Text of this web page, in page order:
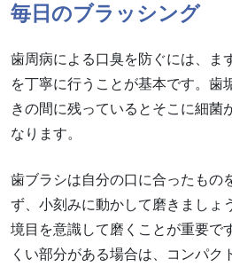
毎日のブラッシング
歯周病による口臭を防ぐには、ま
を丁寧に行うことが基本です。歯
きの間に残っているとそこに細菌
なります。
歯ブラシは自分の口に合ったもの
ず、小刻みに動かして磨きましょ
境目を意識して磨くことが重要で
くい部分がある場合は、コンパク